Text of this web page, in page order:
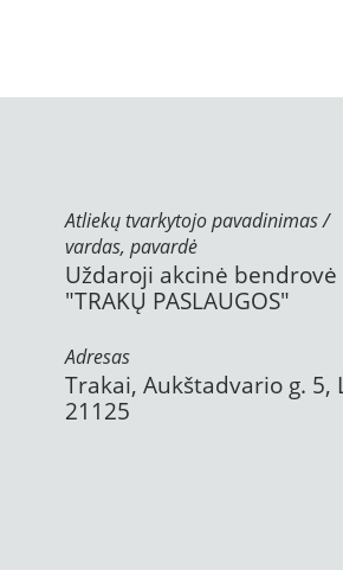
Atliekų tvarkytojo pavadinimas /
vardas, pavardė
Uždaroji akcinė bendrovė
"TRAKŲ PASLAUGOS"
Adresas
Trakai, Aukštadvario g. 5,
21125